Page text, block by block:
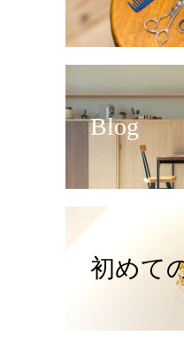
Blog
初めて